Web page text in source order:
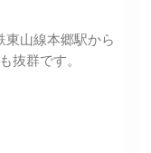
東山線本郷駅から
抜群です。